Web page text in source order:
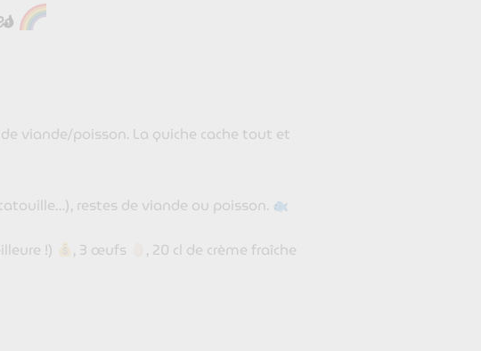
viande/poisson. La quiche cache tout et
restes de viande ou poisson.
!) , 3 œufs
, 20 cl de crème fraîche